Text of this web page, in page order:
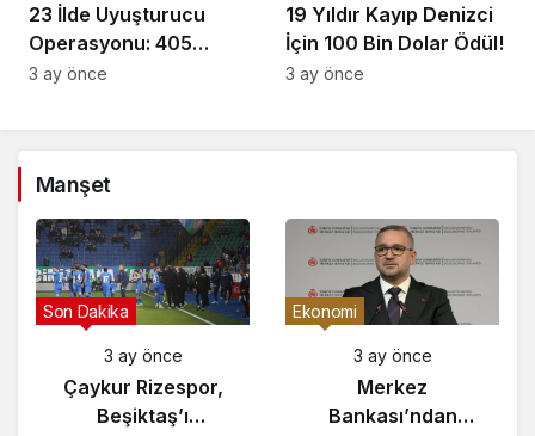
23 İlde Uyuşturucu
Operasyonu: 405
Gözaltı!
3 ay önce
19 Yıldır Kayıp Denizci
İçin 100 Bin Dolar Ödül!
3 ay önce
Manşet
Gündem
3 ay önce
Yunanistan’da
Zeybek Tartışması
Son Dakika
3 ay önce
Çaykur Rizespor,
Beşiktaş’ı